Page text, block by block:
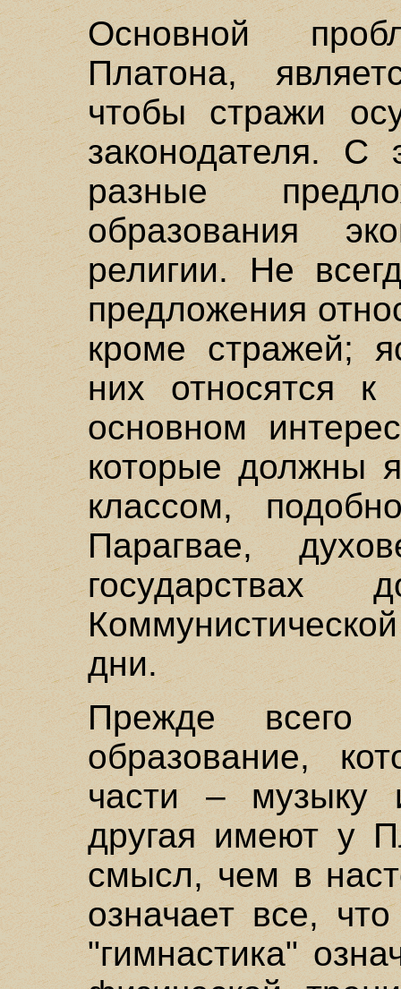
Основной
Платона,
чтобы стражи
законодателя. С
разные
образования
религии. Не
предложения
кроме стражей;
них относятся
основном
которые должны
классом,
Парагвае,
дни.
Прежде всего
образование,
части – музыку
другая имеют у
смысл, чем в
означает все,
"гимнастика"